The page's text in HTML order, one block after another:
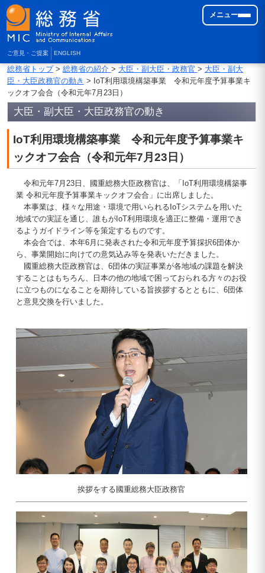
ご意見・ご提案 ENGLISH
メニュー
総務省トップ> 総務省の紹介 > 大臣・副大臣・政務官 > 大臣・副大
臣・大臣政務官の動き > IoT利用環境構築事業 令和元年度予算事業キ
ックオフ会合（令和元年7月23日）
大臣・副大臣・大臣政務官の動き
IoT利用環境構築事業 令和元年度予算事業キ
ックオフ会合（令和元年7月23日）
令和元年7月23日、國重総務大臣政務官は、「IoT利用環境構築事
業 令和元年度予算事業キックオフ会合」に出席しました。
本事業は、様々な用途・環境で用いられるIoTシステムを用いた
地域での実証を通じ、誰もがIoT利用環境を適正に整備・運用でき
るようガイドライン等を策定するものです。
本会合では、本年6月に発表された令和元年度予算採択6団体か
ら、事業開始に向けての意気込み等を発表いただきました。
國重総務大臣政務官は、6団体の実証事業が各地域の課題を解決
することはもちろん、日本の他の地域で困っておられる方々のお役
に立つものになることを期待している旨挨拶するとともに、6団体
と意見交換を行いました。
挨拶をする國重総務大臣政務官